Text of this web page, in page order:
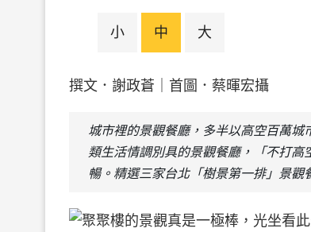
小 中 大
撰文．謝政蒼｜首圖．蔡暉宏攝
城市裡的景觀餐廳，多半以高空百萬
類生活情調別具的景觀餐廳，「不打
暢。精選三家台北「樹景第一排」景觀